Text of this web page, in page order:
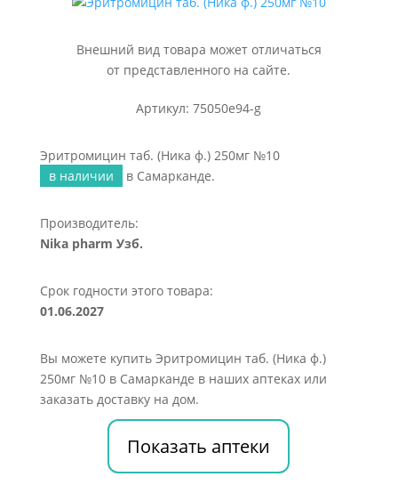
Внешний вид товара может отличаться
от представленного на сайте.
Артикул: 75050e94-g
Эритромицин таб. (Ника ф.) 250мг №10
в наличии
в Самарканде.
Производитель:
Nika pharm Узб.
Срок годности этого товара:
01.06.2027
Вы можете купить Эритромицин таб. (Ника ф.)
250мг №10 в Самарканде в наших аптеках или
заказать доставку на дом.
Показать аптеки